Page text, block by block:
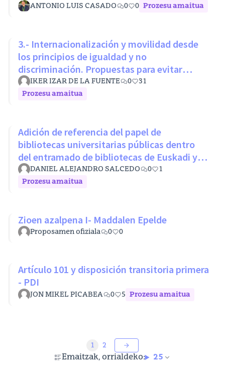
ANTONIO LUIS CASADO 0 0 Prozesu amaitua
3.- Internacionalización y movilidad desde
los principios de igualdad y no
discriminación. Propuestas para evitar
desigualdades estructurales
IKER IZAR DE LA FUENTE 0
31
Prozesu amaitua
Adición de referencia del papel de
bibliotecas universitarias públicas dentro
del entramado de bibliotecas de Euskadi y
RLPE (Ley 11/2007 26 octubre)
DANIEL ALEJANDRO SALCEDO 0
1
Prozesu amaitua
Zioen azalpena I- Maddalen Epelde
Proposamen ofiziala 0 0
Artículo 101 y disposición transitoria primera
- PDI
JON MIKEL PICABEA 0 5 Prozesu amaitua
Emaitzak, orrialdeko: 25
1 2